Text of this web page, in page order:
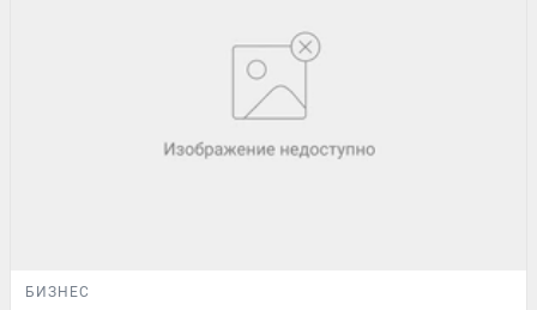
БИЗНЕС